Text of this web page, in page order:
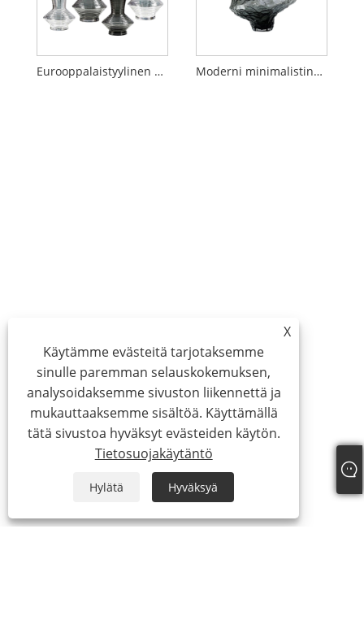
Eurooppalaistyylinen yksinkertainen ja luova lasimaljakko Moderni minimalistinen lasinen ruokapöytä ja käsintehty kukkamaljakko
X
Käytämme evästeitä tarjotaksemme
sinulle paremman selauskokemuksen,
analysoidaksemme sivuston liikennettä ja
mukauttaaksemme sisältöä. Käyttämällä
tätä sivustoa hyväksyt evästeiden käytön.
Tietosuojakäytäntö
Hylätä Hyväksyä